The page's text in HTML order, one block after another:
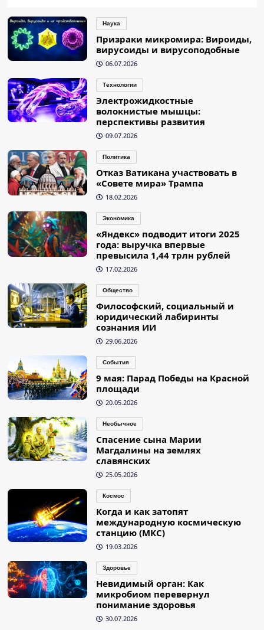
Наука
Призраки микромира: Вироиды,
вирусоиды и вирусоподобные
06.07.2026
Технологии
Электрожидкостные
волокнистые мышцы:
перспективы развития
09.07.2026
Политика
Отказ Ватикана участвовать в
«Совете мира» Трампа
18.02.2026
Экономика
«Яндекс» подводит итоги 2025
года: выручка впервые
превысила 1,44 трлн рублей
17.02.2026
Общество
Философский, социальный и
юридический лабиринты
сознания ИИ
29.06.2026
События
9 мая: Парад Победы на Красной
площади
20.05.2026
Необычное
Спасение сына Марии
Магдалины на землях
славянских
25.05.2026
Космос
Когда и как затопят
международную космическую
станцию (МКС)
19.03.2026
Здоровье
Невидимый орган: Как
микробиом перевернул
понимание здоровья
30.07.2026